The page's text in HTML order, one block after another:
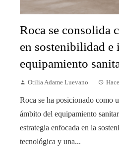
Roca se consolida
en sostenibilidad e
equipamiento
Otilia Adame Luevano
Roca se ha posicionado como
ámbito del equipamiento
estrategia enfocada en la
tecnológica y una...